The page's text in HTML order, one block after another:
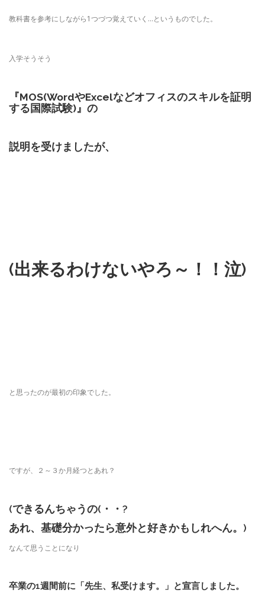
教科書を参考にしながら1つづつ覚えていく…というものでした。
入学そうそう
『MOS(WordやExcelなどオフィスのスキルを証明
する国際試験)』 の
説明を受けましたが、
(出来るわけないやろ～！！泣)
と思ったのが最初の印象でした。
ですが、２～３か月経つとあれ？
(できるんちゃうの(・・?
あれ、基礎分かったら意外と好きかもしれへん。)
なんて思うことになり
卒業の1週間前に「先生、私受けます。」と宣言しました。